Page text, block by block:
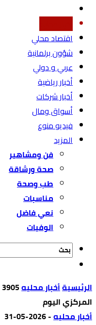
اقتصاد محلي
شؤون برلمانية
عربي و دولي
أخبار رياضية
أخبار شركات
أسواق ومال
فيديو منوع
المزيد
فن ومشاهير
صحة ورشاقة
طب وصحة
مناسبات
نعي فاضل
الوفيات
‫الرئيسية‬أخبار محليه
المركزي اليوم
أخبار محليه-
2026-05-31